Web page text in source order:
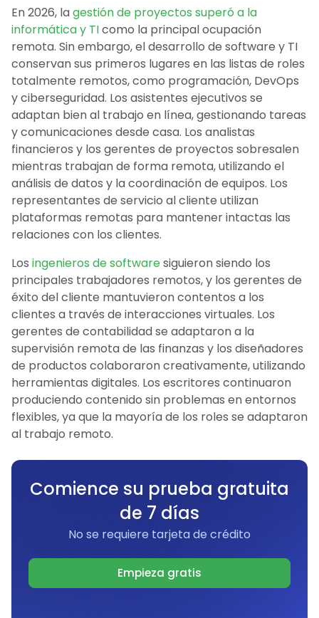
En 2026, lagestión de proyectos superó a la
informática y TIcomo la principal ocupación
remota. Sin embargo, el desarrollo de software y TI
conservan sus primeros lugares en las listas de roles
totalmente remotos, como programación, DevOps
y ciberseguridad. Los asistentes ejecutivos se
adaptan bien al trabajo en línea, gestionando tareas
y comunicaciones desde casa. Los analistas
financieros y los gerentes de proyectos sobresalen
mientras trabajan de forma remota, utilizando el
análisis de datos y la coordinación de equipos. Los
representantes de servicio al cliente utilizan
plataformas remotas para mantener intactas las
relaciones con los clientes.
Los ingenieros de softwaresiguieron siendo los
principales trabajadores remotos, y los gerentes de
éxito del cliente mantuvieron contentos a los
clientes a través de interacciones virtuales. Los
gerentes de contabilidad se adaptaron a la
supervisión remota de las finanzas y los diseñadores
de productos colaboraron creativamente, utilizando
herramientas digitales. Los escritores continuaron
produciendo contenido sin problemas en entornos
flexibles, ya que la mayoría de los roles se adaptaron
al trabajo remoto.
Comience su prueba gratuita
de 7 días
No se requiere tarjeta de crédito
Empieza gratis